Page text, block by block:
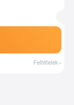
Feltételek